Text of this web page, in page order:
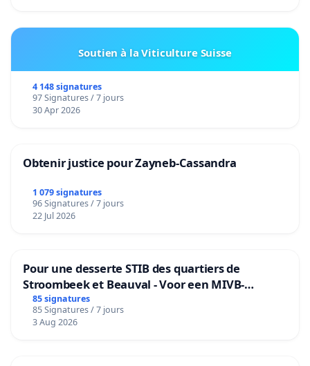
Soutien à la Viticulture Suisse
4 148 signatures
97 Signatures / 7 jours
30 Apr 2026
Obtenir justice pour Zayneb-Cassandra
1 079 signatures
96 Signatures / 7 jours
22 Jul 2026
Pour une desserte STIB des quartiers de
Stroombeek et Beauval - Voor een MIVB-
bediening van de wijken Strombeek en Het
Voor
85 signatures
85 Signatures / 7 jours
3 Aug 2026